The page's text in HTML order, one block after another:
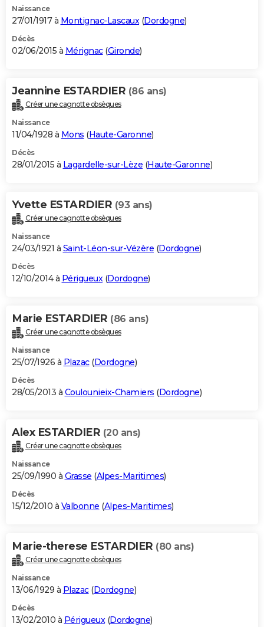
Naissance
27/01/1917 à Montignac-Lascaux(Dordogne)
Décès
02/06/2015 à Mérignac(Gironde)
Jeannine ESTARDIER (86 ans)
Créer une cagnotte obsèques
Naissance
11/04/1928 à Mons (Haute-Garonne)
Décès
28/01/2015 à Lagardelle-sur-Lèze (Haute-Garonne)
Yvette ESTARDIER (93 ans)
Créer une cagnotte obsèques
Naissance
24/03/1921 à Saint-Léon-sur-Vézère (Dordogne)
Décès
12/10/2014 à Périgueux(Dordogne)
Marie ESTARDIER (86 ans)
Créer une cagnotte obsèques
Naissance
25/07/1926 à Plazac(Dordogne)
Décès
28/05/2013 à Coulounieix-Chamiers (Dordogne)
Alex ESTARDIER (20 ans)
Créer une cagnotte obsèques
Naissance
25/09/1990 à Grasse (Alpes-Maritimes)
Décès
15/12/2010 à Valbonne (Alpes-Maritimes)
Marie-therese ESTARDIER (80 ans)
Créer une cagnotte obsèques
Naissance
13/06/1929 à Plazac(Dordogne)
Décès
13/02/2010 à Périgueux(Dordogne)